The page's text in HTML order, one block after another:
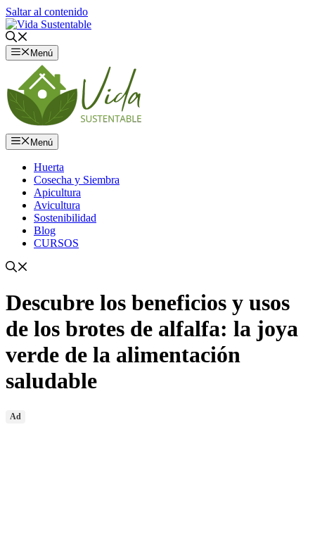
Saltar al contenido
Menú
Menú
Huerta
Cosecha y Siembra
Apicultura
Avicultura
Sostenibilidad
Blog
CURSOS
Descubre los beneficios y usos
de los brotes de alfalfa: la joya
verde de la alimentación
saludable
Ad